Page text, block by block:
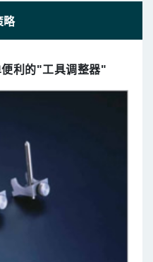
略
利的"工具调整器"